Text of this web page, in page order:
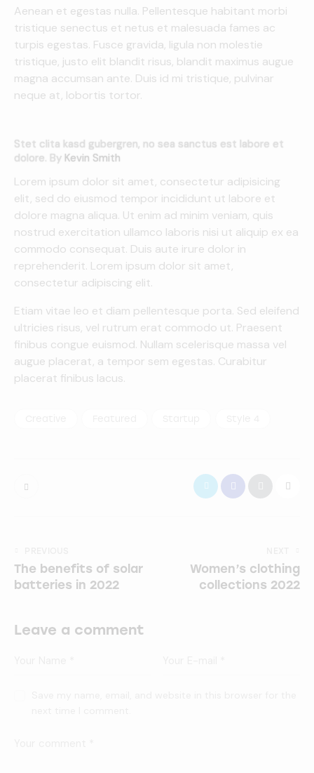
Aenean et egestas nulla. Pellentesque habitant morbi
tristique senectus et netus et malesuada fames ac
turpis egestas. Fusce gravida, ligula non molestie
tristique, justo elit blandit risus, blandit maximus augue
magna accumsan ante. Duis id mi tristique, pulvinar
neque at, lobortis tortor.
Stet clita kasd gubergren, no sea sanctus est labore et
dolore. By Kevin Smith
Lorem ipsum dolor sit amet, consectetur adipisicing
elit, sed do eiusmod tempor incididunt ut labore et
dolore magna aliqua. Ut enim ad minim veniam, quis
nostrud exercitation ullamco laboris nisi ut aliquip ex ea
commodo consequat. Duis aute irure dolor in
reprehenderit. Lorem ipsum dolor sit amet,
consectetur adipiscing elit.
Etiam vitae leo et diam pellentesque porta. Sed eleifend
ultricies risus, vel rutrum erat commodo ut. Praesent
finibus congue euismod. Nullam scelerisque massa vel
augue placerat, a tempor sem egestas. Curabitur
placerat finibus lacus.
The benefits of solar
batteries in 2022
Women’s clothing
collections 2022
Leave a comment